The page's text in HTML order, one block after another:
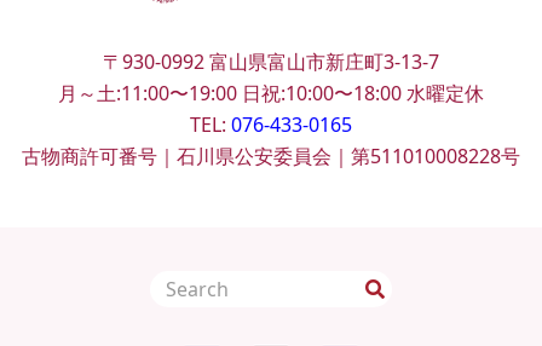
〒930-0992富山県富山市新庄町3-13-7
月～土:11:00〜19:00 日祝:10:00〜18:00水曜定休
TEL: 076-433-0165
古物商許可番号｜石川県公安委員会｜第511010008228号